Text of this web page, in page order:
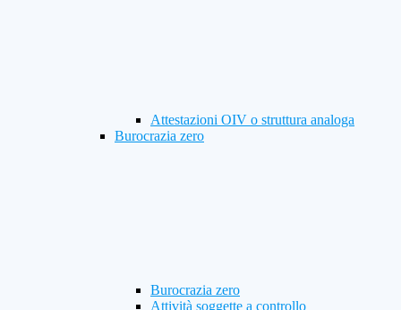
Attestazioni OIV o struttura analoga
Burocrazia zero
Burocrazia zero
Attività soggette a controllo